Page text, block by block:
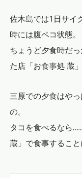
佐木島では1日サイ
時には腹ペコ状態。
ちょうど夕食時だ
た店「お食事処 蔵
三原での夕食はや
の。
タコを食べるなら
蔵」で食事すること